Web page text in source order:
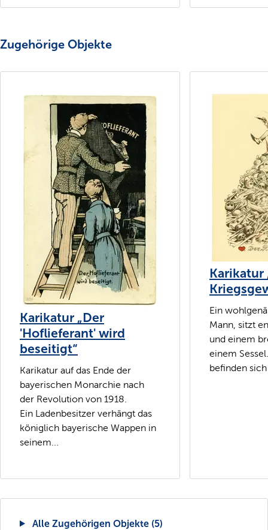
Zugehörige Objekte
Karikatur „Der
'Hoflieferant' wird
beseitigt“
Karikatur auf das Ende der
bayerischen Monarchie nach
der Revolution von 1918.
Ein Ladenbesitzer verhängt das
königlich bayerische Wappen in
seinem...
Karikatur
Ein
Mann, sitzt
und einem
einem
befinden
Alle Zugehörigen Objekte (5)